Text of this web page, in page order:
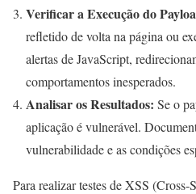
Verificar a Execução do
refletido de volta na página ou
alertas de JavaScript,
comportamentos inesperados.
Analisar os Resultados: Se o
aplicação é vulnerável.
vulnerabilidade e as condições
Para realizar testes de XSS